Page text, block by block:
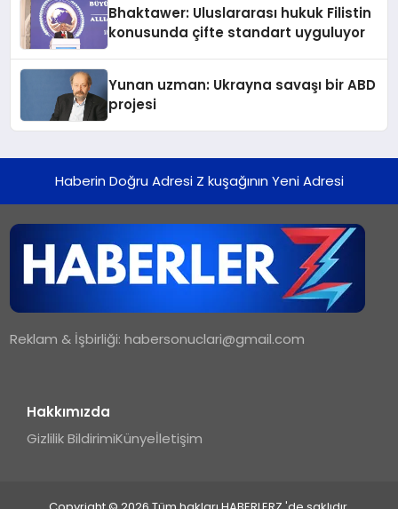
Bhaktawer: Uluslararası hukuk Filistin
konusunda çifte standart uyguluyor
Yunan uzman: Ukrayna savaşı bir ABD
projesi
Haberin Doğru Adresi Z kuşağının Yeni Adresi
Reklam & İşbirliği:habersonuclari@gmail.com
Hakkımızda
Gizlilik BildirimiKünyeİletişim